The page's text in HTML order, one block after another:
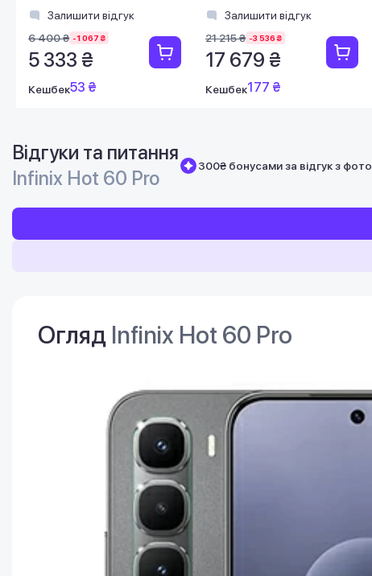
Titanium
Залишити відгук
6 400 ₴ -1 067 ₴
5 333 ₴
Кешбек53 ₴
Залишити відгук
21 215 ₴ -3 536 ₴
17 679 ₴
Кешбек177 ₴
Відгуки та питання
Infinix Hot 60 Pro
300₴ бонусами за відгук з фото
Огляд Infinix Hot 60 Pro